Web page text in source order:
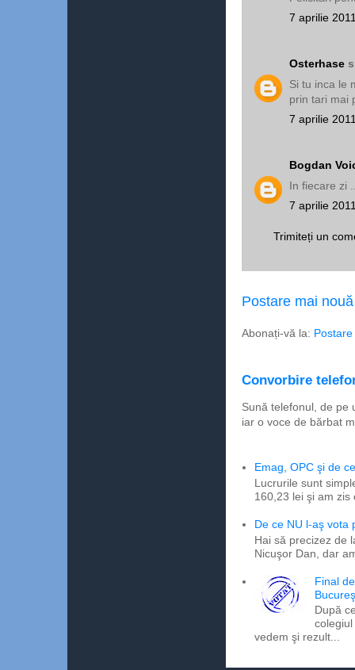
7 aprilie
Osterhase
Si tu inca le
prin tari mai
7 aprilie
Bogdan
In fiecare zi
7 aprilie
Trimiteți un
Postare mai nouă
Abonați-vă la:
Convorbire
Sună telefonul, de pe
iar o voce de bărbat
Emag, OPC şi de
Lucrurile sunt
160,23 lei şi am
De ce NU l-aş vota
Hai să precizez de
Nicuşor Dan, dar
Final
După
vedem şi rezult...